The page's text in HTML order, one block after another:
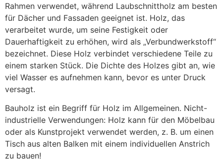
Rahmen verwendet, während Laubschnittholz am besten
für Dächer und Fassaden geeignet ist. Holz, das
verarbeitet wurde, um seine Festigkeit oder
Dauerhaftigkeit zu erhöhen, wird als „Verbundwerkstoff“
bezeichnet. Diese Holz verbindet verschiedene Teile zu
einem starken Stück. Die Dichte des Holzes gibt an, wie
viel Wasser es aufnehmen kann, bevor es unter Druck
versagt.
Bauholz ist ein Begriff für Holz im Allgemeinen. Nicht-
industrielle Verwendungen: Holz kann für den Möbelbau
oder als Kunstprojekt verwendet werden, z. B. um einen
Tisch aus alten Balken mit einem individuellen Anstrich
zu bauen!